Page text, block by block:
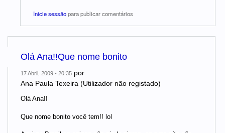
Inicie sessãopara publicar comentários
Olá Ana!!Que nome bonito
17 Abril, 2009 - 20:35 por
Ana Paula Texeira (Utilizador não registado)
Olá Ana!!
Que nome bonito você tem!! lol